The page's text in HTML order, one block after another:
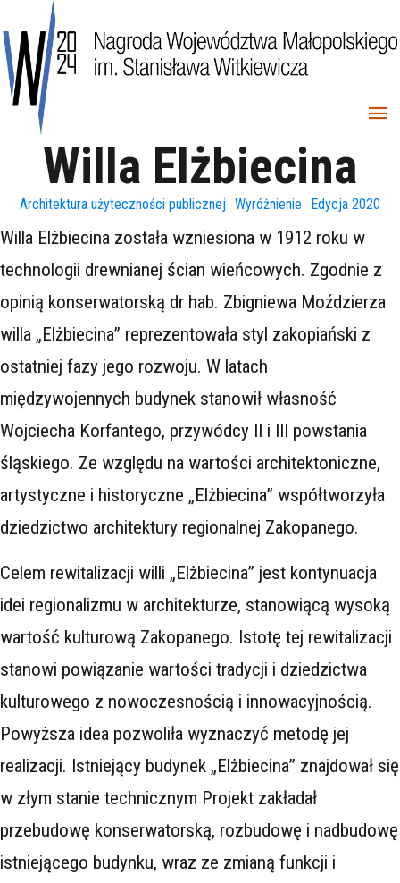
Willa Elżbiecina
Architektura użyteczności publicznej Wyróżnienie Edycja 2020
Willa Elżbiecina została wzniesiona w 1912 roku w
technologii drewnianej ścian wieńcowych. Zgodnie z
opinią konserwatorską dr hab. Zbigniewa Moździerza
willa „Elżbiecina” reprezentowała styl zakopiański z
ostatniej fazy jego rozwoju. W latach
międzywojennych budynek stanowił własność
Wojciecha Korfantego, przywódcy II i III powstania
śląskiego. Ze względu na wartości architektoniczne,
artystyczne i historyczne „Elżbiecina” współtworzyła
dziedzictwo architektury regionalnej Zakopanego.
Celem rewitalizacji willi „Elżbiecina” jest kontynuacja
idei regionalizmu w architekturze, stanowiącą wysoką
wartość kulturową Zakopanego. Istotę tej rewitalizacji
stanowi powiązanie wartości tradycji i dziedzictwa
kulturowego z nowoczesnością i innowacyjnością.
Powyższa idea pozwoliła wyznaczyć metodę jej
realizacji. Istniejący budynek „Elżbiecina” znajdował się
w złym stanie technicznym Projekt zakładał
przebudowę konserwatorską, rozbudowę i nadbudowę
istniejącego budynku, wraz ze zmianą funkcji i